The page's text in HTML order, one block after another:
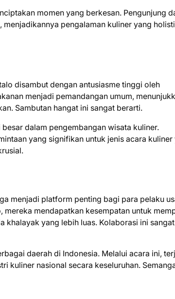
momen yang berkesan. Pengunjung
pengalaman kuliner yang
disambut dengan antusiasme tinggi oleh
menjadi pemandangan umum,
Sambutan hangat ini sangat berarti.
dalam pengembangan wisata kuliner.
yang signifikan untuk jenis acara kuliner
menjadi platform penting bagi para pelaku
mendapatkan kesempatan untuk
khalayak yang lebih luas. Kolaborasi ini sangat
daerah di Indonesia. Melalui acara ini,
kuliner nasional secara keseluruhan.